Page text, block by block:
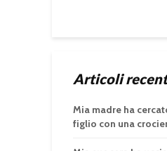
Articoli
Mia madre ha
figlio con una